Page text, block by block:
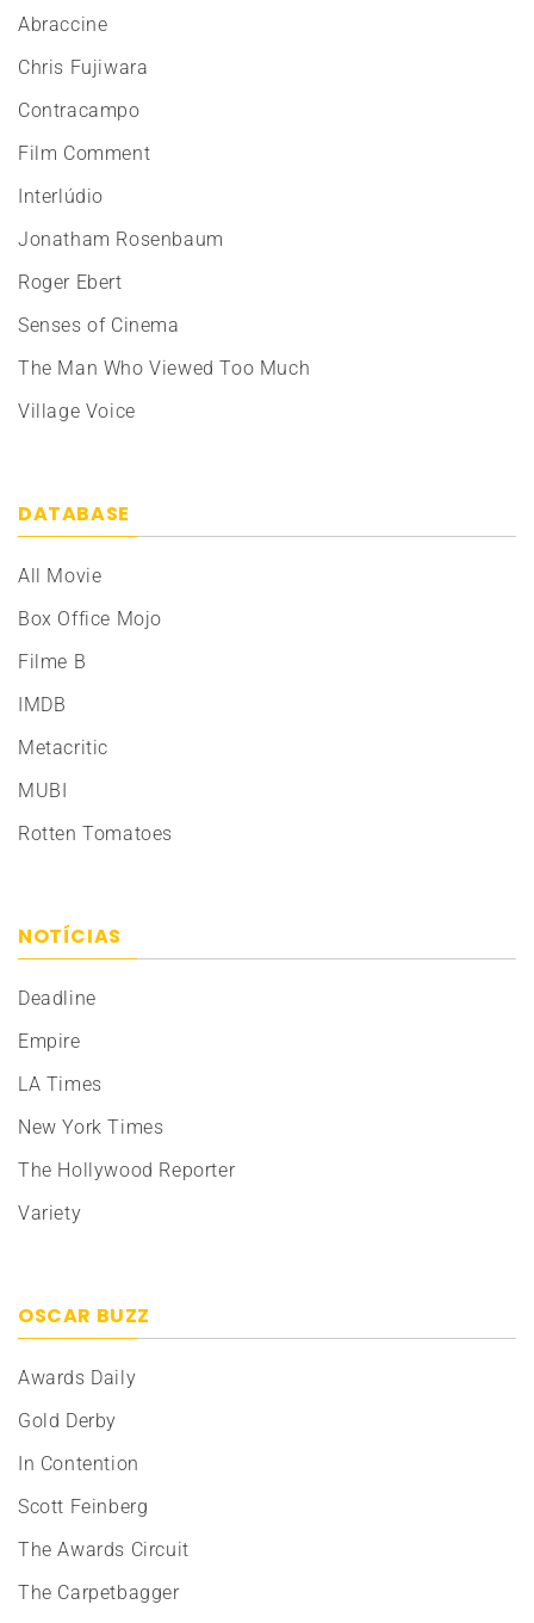
Abraccine
Chris Fujiwara
Contracampo
Film Comment
Interlúdio
Jonatham Rosenbaum
Roger Ebert
Senses of Cinema
The Man Who Viewed Too Much
Village Voice
DATABASE
All Movie
Box Office Mojo
Filme B
IMDB
Metacritic
MUBI
Rotten Tomatoes
NOTÍCIAS
Deadline
Empire
LA Times
New York Times
The Hollywood Reporter
Variety
OSCAR BUZZ
Awards Daily
Gold Derby
In Contention
Scott Feinberg
The Awards Circuit
The Carpetbagger